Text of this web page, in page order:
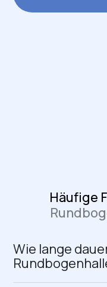
Häufige
Wie lange